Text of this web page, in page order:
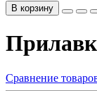
В корзину
Сравнение